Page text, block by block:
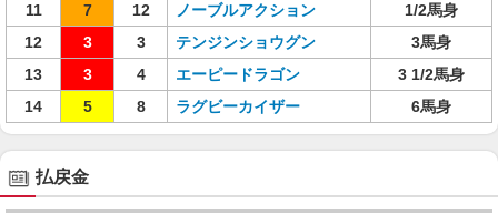
11
7 12 ノーブルアクション
1/2馬身
12
3 3 テンジンショウグン
3馬身
13
3 4 エーピードラゴン
3 1/2馬身
14
5 8 ラグビーカイザー 6馬身
払戻金